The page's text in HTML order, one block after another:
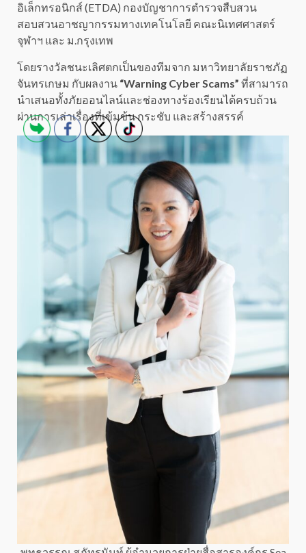
อิเล็กทรอนิกส์ (ETDA) กองบัญชาการตำรวจสืบสวน
สอบสวนอาชญากรรมทางเทคโนโลยี คณะนิเทศศาสตร์
จุฬาฯ และ ม.กรุงเทพ
โดยรางวัลชนะเลิศตกเป็นของทีมจาก มหาวิทยาลัยราชภัฏ
จันทรเกษม กับผลงาน “Warning Cyber Scams” ที่สามารถ
นำเสนอทั้งภัยออนไลน์และช่องทางร้องเรียนได้ครบถ้วน
ผ่านการเล่าเรื่องที่เข้มข้น กระชับ และสร้างสรรค์